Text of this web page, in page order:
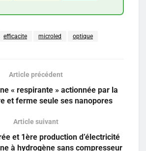
efficacite microled optique
Article précédent
« respirante » actionnée par la
et ferme seule ses nanopores
Article suivant
et 1ère production d’électricité
à hydrogène sans compresseur